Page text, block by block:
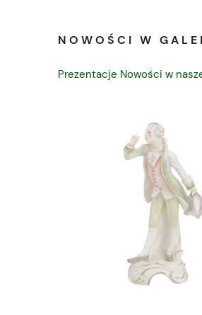
NOWOŚCI W
Prezentacje Nowości w